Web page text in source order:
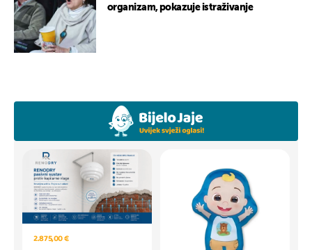
organizam, pokazuje istraživanje
2.875,00 €